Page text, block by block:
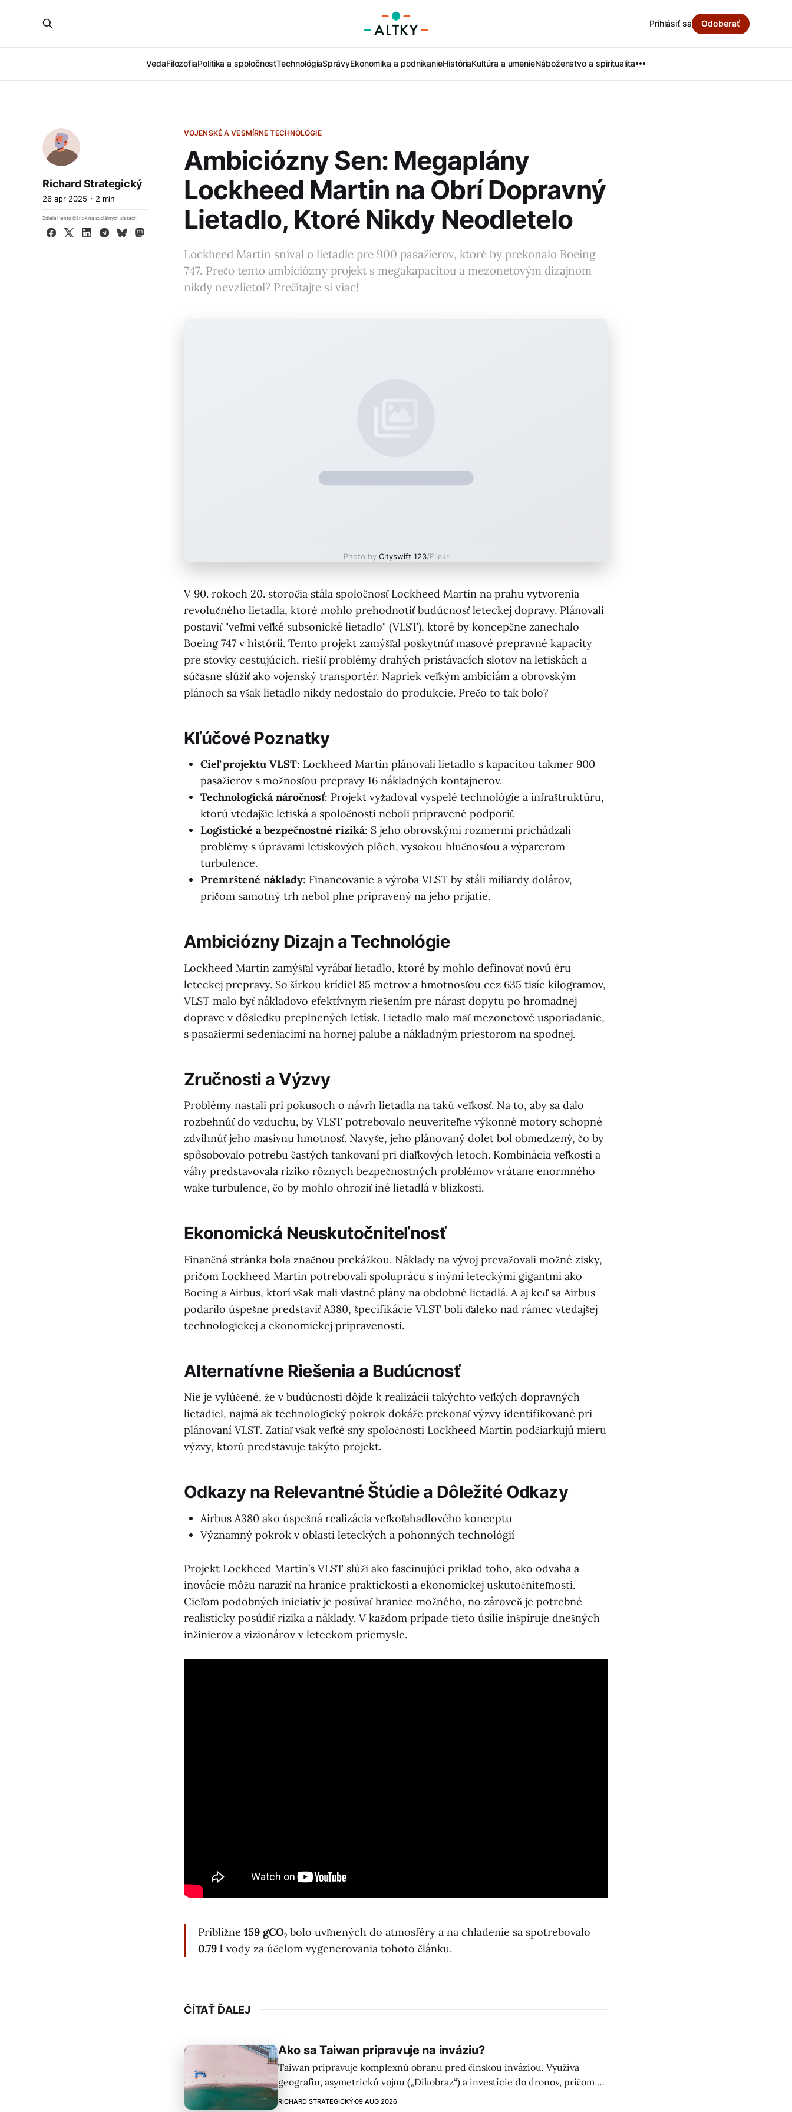
VedaFilozofiaPolitika a spoločnosťTechnológiaSprávyEkonomika a podnikanieHistóriaKultúra a umenieNáboženstvo a spiritualita
Prihlásiť sa Odoberať
VOJENSKÉ A VESMÍRNE TECHNOLÓGIE
Ambiciózny Sen: Megaplány
Lockheed Martin na Obrí Dopravný
Lietadlo, Ktoré Nikdy Neodletelo
Lockheed Martin sníval o lietadle pre 900 pasažierov, ktoré by prekonalo Boeing
747. Prečo tento ambiciózny projekt s megakapacitou a mezonetovým dizajnom
nikdy nevzlietol? Prečítajte si viac!
Richard Strategický
26 apr 2025 2 min
Zdieľaj tento článok na sociálnych sieťach
Facebook
X LinkedInTelegram
BlueskyMastodon
Photo by Cityswift 123/Flickr
V 90. rokoch 20. storočia stála spoločnosť Lockheed Martin na prahu vytvorenia
revolučného lietadla, ktoré mohlo prehodnotiť budúcnosť leteckej dopravy. Plánovali
postaviť "veľmi veľké subsonické lietadlo" (VLST), ktoré by koncepčne zanechalo
Boeing 747 v histórii. Tento projekt zamýšľal poskytnúť masové prepravné kapacity
pre stovky cestujúcich, riešiť problémy drahých pristávacích slotov na letiskách a
súčasne slúžiť ako vojenský transportér. Napriek veľkým ambíciám a obrovským
plánoch sa však lietadlo nikdy nedostalo do produkcie. Prečo to tak bolo?
Kľúčové Poznatky
Cieľ projektu VLST: Lockheed Martin plánovali lietadlo s kapacitou takmer 900
pasažierov s možnosťou prepravy 16 nákladných kontajnerov.
Technologická náročnosť: Projekt vyžadoval vyspelé technológie a infraštruktúru,
ktorú vtedajšie letiská a spoločnosti neboli pripravené podporiť.
Logistické a bezpečnostné riziká: S jeho obrovskými rozmermi prichádzali
problémy s úpravami letiskových plôch, vysokou hlučnosťou a výparerom
turbulence.
Premrštené náklady: Financovanie a výroba VLST by stáli miliardy dolárov,
pričom samotný trh nebol plne pripravený na jeho prijatie.
Ambiciózny Dizajn a Technológie
Lockheed Martin zamýšľal vyrábať lietadlo, ktoré by mohlo definovať novú éru
leteckej prepravy. So šírkou krídiel 85 metrov a hmotnosťou cez 635 tisíc kilogramov,
VLST malo byť nákladovo efektívnym riešením pre nárast dopytu po hromadnej
doprave v dôsledku preplnených letísk. Lietadlo malo mať mezonetové usporiadanie,
s pasažiermi sedeniacimi na hornej palube a nákladným priestorom na spodnej.
Zručnosti a Výzvy
Problémy nastali pri pokusoch o návrh lietadla na takú veľkosť. Na to, aby sa dalo
rozbehnúť do vzduchu, by VLST potrebovalo neuveriteľne výkonné motory schopné
zdvihnúť jeho masívnu hmotnosť. Navyše, jeho plánovaný dolet bol obmedzený, čo by
spôsobovalo potrebu častých tankovaní pri diaľkových letoch. Kombinácia veľkosti a
váhy predstavovala riziko rôznych bezpečnostných problémov vrátane enormného
wake turbulence, čo by mohlo ohroziť iné lietadlá v blízkosti.
Ekonomická Neuskutočniteľnosť
Finančná stránka bola značnou prekážkou. Náklady na vývoj prevažovali možné zisky,
pričom Lockheed Martin potrebovali spoluprácu s inými leteckými gigantmi ako
Boeing a Airbus, ktorí však mali vlastné plány na obdobné lietadlá. A aj keď sa Airbus
podarilo úspešne predstaviť A380, špecifikácie VLST boli ďaleko nad rámec vtedajšej
technologickej a ekonomickej pripravenosti.
Alternatívne Riešenia a Budúcnosť
Nie je vylúčené, že v budúcnosti dôjde k realizácii takýchto veľkých dopravných
lietadiel, najmä ak technologický pokrok dokáže prekonať výzvy identifikované pri
plánovaní VLST. Zatiaľ však veľké sny spoločnosti Lockheed Martin podčiarkujú mieru
výzvy, ktorú predstavuje takýto projekt.
Odkazy na Relevantné Štúdie a Dôležité Odkazy
Airbus A380 ako úspešná realizácia veľkoľahadlového konceptu
Významný pokrok v oblasti leteckých a pohonných technológií
Projekt Lockheed Martin’s VLST slúži ako fascinujúci príklad toho, ako odvaha a
inovácie môžu naraziť na hranice praktickosti a ekonomickej uskutočniteľnosti.
Cieľom podobných iniciatív je posúvať hranice možného, no zároveň je potrebné
realisticky posúdiť rizika a náklady. V každom prípade tieto úsilie inšpiruje dnešných
inžinierov a vizionárov v leteckom priemysle.
Približne 159 gCO₂ bolo uvľnených do atmosféry a na chladenie sa spotrebovalo
0.79 l vody za účelom vygenerovania tohoto článku.
ČÍTAŤ ĎALEJ
Ako sa Taiwan pripravuje na inváziu?
Taiwan pripravuje komplexnú obranu pred čínskou inváziou. Využíva
geografiu, asymetrickú vojnu („Dikobraz“) a investície do dronov, pričom sa
učí z ukrajinského odporu. Kľúčové pre odradenie potenciálneho útočníka.
RICHARD STRATEGICKÝ 09 AUG 2026